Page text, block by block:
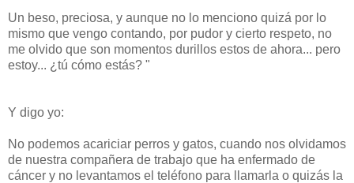
Un beso, preciosa, y aunque no lo menciono quizá por lo
mismo que vengo contando, por pudor y cierto respeto, no
me olvido que son momentos durillos estos de ahora... pero
estoy... ¿tú cómo estás? "
Y digo yo:
No podemos acariciar perros y gatos, cuando nos olvidamos
de nuestra compañera de trabajo que ha enfermado de
cáncer y no levantamos el teléfono para llamarla o quizás la